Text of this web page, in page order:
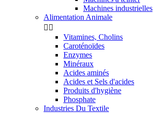
Machines industrielles
Alimentation Animale
 
Vitamines, Cholins
Caroténoïdes
Enzymes
Minéraux
Acides aminés
Acides et Sels d'acides
Produits d'hygiène
Phosphate
Industries Du Textile